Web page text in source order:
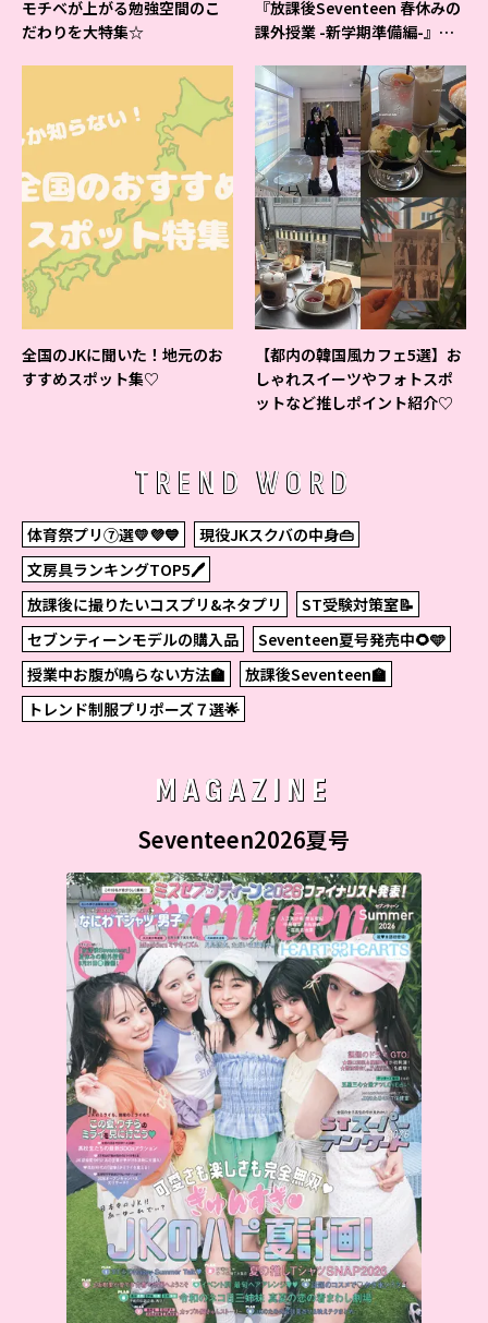
モチベが上がる勉強空間のこ
だわりを大特集☆
『放課後Seventeen 春休みの
課外授業 -新学期準備編-』イ
全国のJKに聞いた！地元のお
すすめスポット集♡
【都内の韓国風カフェ5選】お
しゃれスイーツやフォトスポ
ットなど推しポイント紹介♡
TREND WORD
体育祭プリ⑦選💛💜💙
現役JKスクバの中身👜
文房具ランキングTOP5🖊
放課後に撮りたいコスプリ&ネタプリ
ST受験対策室📝
セブンティーンモデルの購入品
Seventeen夏号発売中🌻🩵
授業中お腹が鳴らない方法🏫
放課後Seventeen🏫
トレンド制服プリポーズ７選🌟
MAGAZINE
Seventeen2026夏号